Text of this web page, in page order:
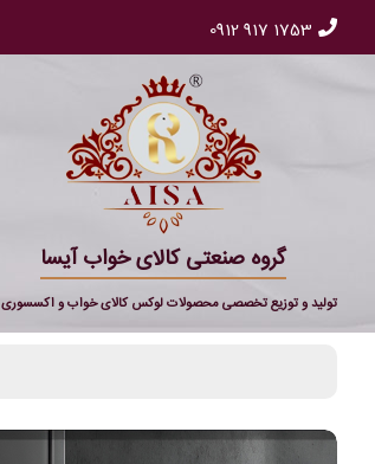
0912 917 1753
گروه صنعتی کالای خواب آیسا
تولید و توزیع تخصصی محصولات لوکس کالای خواب و اکسسوری